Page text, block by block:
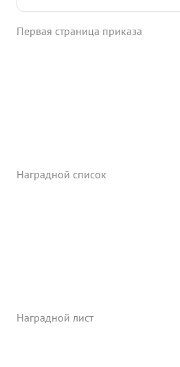
противотанковые орудия.
Первая страница приказа
Наградной список
Наградной лист